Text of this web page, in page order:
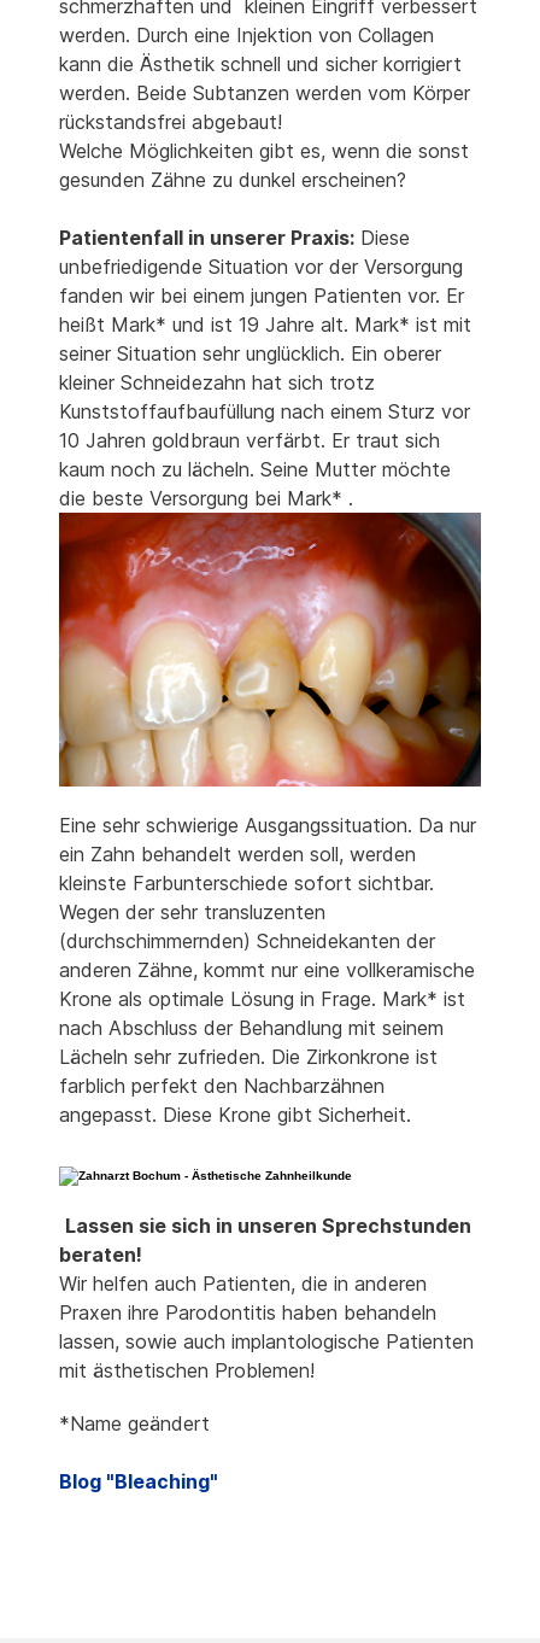
schmerzhaften und kleinen Eingriff verbessert
werden. Durch eine Injektion von Collagen
kann die Ästhetik schnell und sicher korrigiert
werden. Beide Subtanzen werden vom Körper
rückstandsfrei abgebaut!
Welche Möglichkeiten gibt es, wenn die sonst
gesunden Zähne zu dunkel erscheinen?
Patientenfall in unserer Praxis: Diese
unbefriedigende Situation vor der Versorgung
fanden wir bei einem jungen Patienten vor. Er
heißt Mark* und ist 19 Jahre alt. Mark* ist mit
seiner Situation sehr unglücklich. Ein oberer
kleiner Schneidezahn hat sich trotz
Kunststoffaufbaufüllung nach einem Sturz vor
10 Jahren goldbraun verfärbt. Er traut sich
kaum noch zu lächeln. Seine Mutter möchte
die beste Versorgung bei Mark* .
Eine sehr schwierige Ausgangssituation. Da nur
ein Zahn behandelt werden soll, werden
kleinste Farbunterschiede sofort sichtbar.
Wegen der sehr transluzenten
(durchschimmernden) Schneidekanten der
anderen Zähne, kommt nur eine vollkeramische
Krone als optimale Lösung in Frage. Mark* ist
nach Abschluss der Behandlung mit seinem
Lächeln sehr zufrieden. Die Zirkonkrone ist
farblich perfekt den Nachbarzähnen
angepasst. Diese Krone gibt Sicherheit.
Lassen sie sich in unseren Sprechstunden
beraten!
Wir helfen auch Patienten, die in anderen
Praxen ihre Parodontitis haben behandeln
lassen, sowie auch implantologische Patienten
mit ästhetischen Problemen!
*Name geändert
Blog "Bleaching"